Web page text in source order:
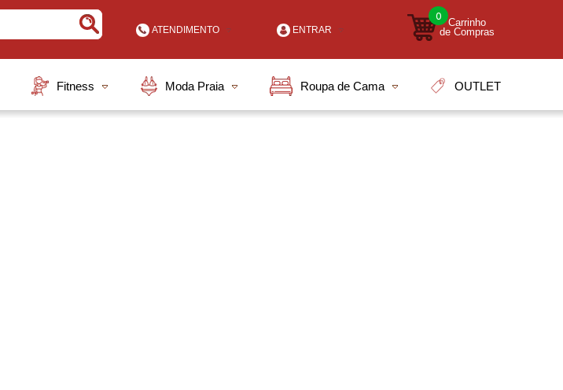
ATENDIMENTO
(48) 99137-7903
ENTRAR
0
Carrinho
de Compras
Fitness Moda Praia Roupa de Cama OUTLET